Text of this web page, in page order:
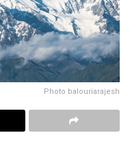
Photo balouriarajesh